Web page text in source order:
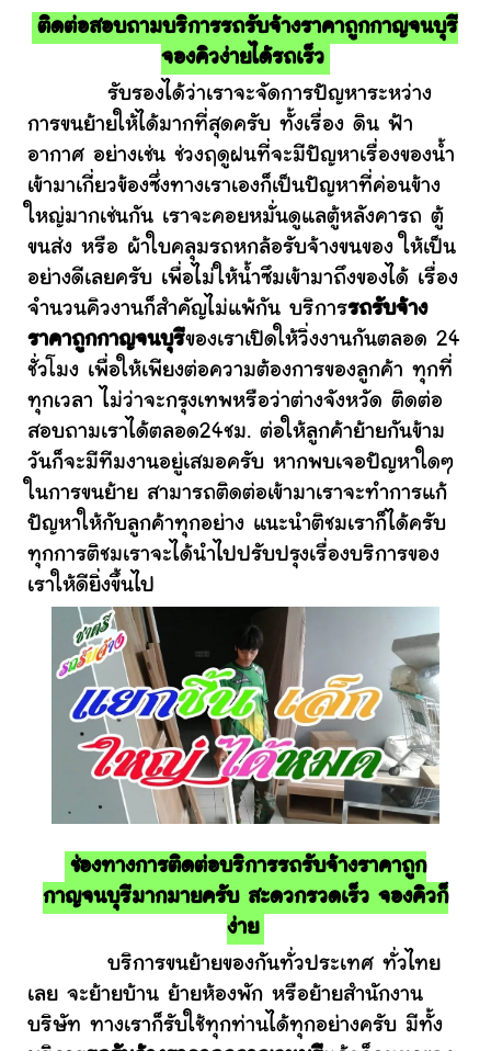
ติดต่อสอบถามบริการรถรับจ้างราคาถูกกาญจนบุรี
จองคิวง่ายได้รถเร็ว
รับรองได้ว่าเราจะจัดการปัญหาระหว่าง
การขนย้ายให้ได้มากที่สุดครับ ทั้งเรื่อง ดิน ฟ้า
อากาศ อย่างเช่น ช่วงฤดูฝนที่จะมีปัญหาเรื่องของน้ำ
เข้ามาเกี่ยวข้องซึ่งทางเราเองก็เป็นปัญหาที่ค่อนข้าง
ใหญ่มากเช่นกัน เราจะคอยหมั่นดูแลตู้หลังคารถ ตู้
ขนส่ง หรือ ผ้าใบคลุมรถหกล้อรับจ้างขนของ ให้เป็น
อย่างดีเลยครับ เพื่อไม่ให้น้ำซึมเข้ามาถึงของได้ เรื่อง
จำนวนคิวงานก็สำคัญไม่แพ้กัน บริการรถรับจ้าง
ราคาถูกกาญจนบุรีของเราเปิดให้วิ่งงานกันตลอด 24
ชั่วโมง เพื่อให้เพียงต่อความต้องการของลูกค้า ทุกที่
ทุกเวลา ไม่ว่าจะกรุงเทพหรือว่าต่างจังหวัด ติดต่อ
สอบถามเราได้ตลอด24ชม. ต่อให้ลูกค้าย้ายกันข้าม
วันก็จะมีทีมงานอยู่เสมอครับ หากพบเจอปัญหาใดๆ
ในการขนย้าย สามารถติดต่อเข้ามาเราจะทำการแก้
ปัญหาให้กับลูกค้าทุกอย่าง แนะนำติชมเราก็ได้ครับ
ทุกการติชมเราจะได้นำไปปรับปรุงเรื่องบริการของ
เราให้ดียิ่งขึ้นไป
ช่องทางการติดต่อบริการรถรับจ้างราคาถูก
กาญจนบุรีมากมายครับ สะดวกรวดเร็ว จองคิวก็
ง่าย
บริการขนย้ายของกันทั่วประเทศ ทั่วไทย
เลย จะย้ายบ้าน ย้ายห้องพัก หรือย้ายสำนักงาน
บริษัท ทางเราก็รับใช้ทุกท่านได้ทุกอย่างครับ มีทั้ง